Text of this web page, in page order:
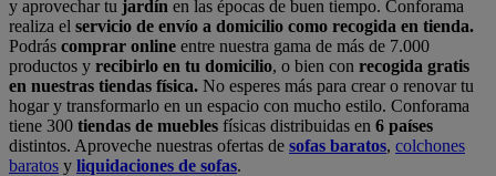
y aprovechar tu jardín en las épocas de buen tiempo. Conforama
realiza el servicio de envío a domicilio como recogida en tienda.
Podrás comprar online entre nuestra gama de más de 7.000
productos y recibirlo en tu domicilio, o bien con recogida gratis
en nuestras tiendas física. No esperes más para crear o renovar tu
hogar y transformarlo en un espacio con mucho estilo. Conforama
tiene 300 tiendas de muebles físicas distribuidas en 6 países
distintos. Aproveche nuestras ofertas de sofas baratos, colchones
baratos y liquidaciones de sofas.